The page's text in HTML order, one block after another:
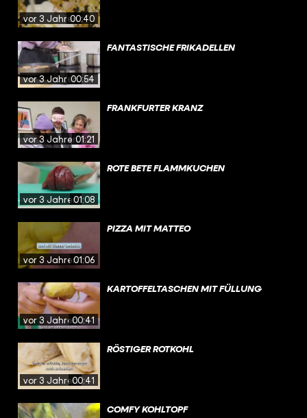
vor 3 Jahren00:40
vor 3 Jahren00:54
FANTASTISCHE FRIKADELLEN
vor 3 Jahren01:21
FRANKFURTER KRANZ
vor 3 Jahren01:08
ROTE BETE FLAMMKUCHEN
vor 3 Jahren01:06
PIZZA MIT MATTEO
vor 3 Jahren00:41
KARTOFFELTASCHEN MIT FÜLLUNG
vor 3 Jahren00:41
RÖSTIGER ROTKOHL
COMFY KOHLTOPF